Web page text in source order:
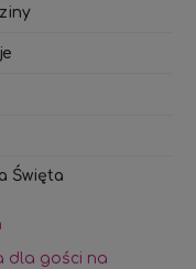
Święta
dla gości na